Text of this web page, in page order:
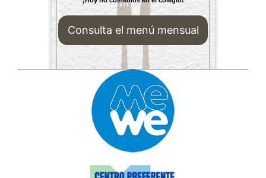
Consulta el menú mensual